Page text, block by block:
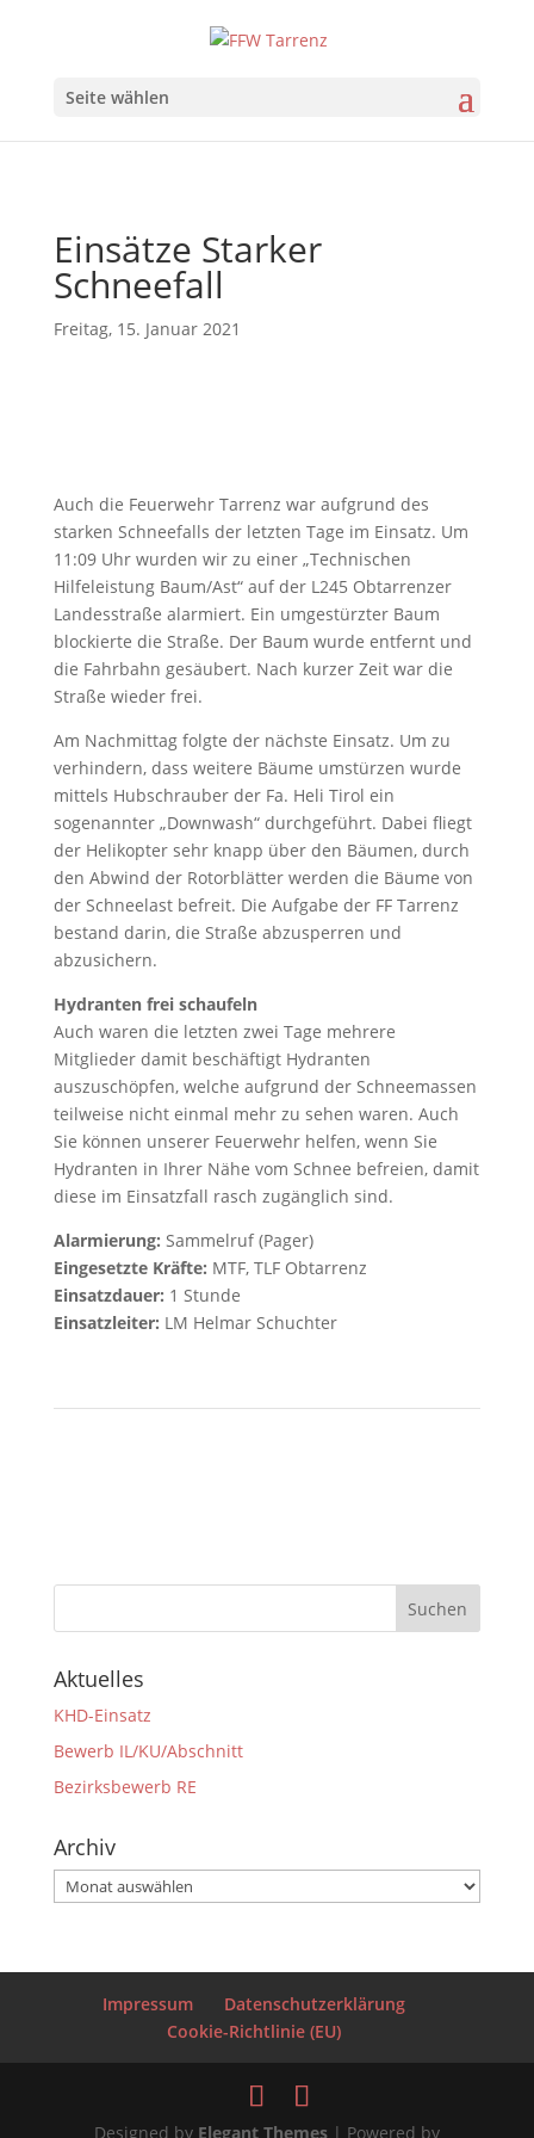
Seite wählen
Einsätze Starker
Schneefall
Freitag, 15. Januar 2021
Auch die Feuerwehr Tarrenz war aufgrund des
starken Schneefalls der letzten Tage im Einsatz. Um
11:09 Uhr wurden wir zu einer „Technischen
Hilfeleistung Baum/Ast“ auf der L245 Obtarrenzer
Landesstraße alarmiert. Ein umgestürzter Baum
blockierte die Straße. Der Baum wurde entfernt und
die Fahrbahn gesäubert. Nach kurzer Zeit war die
Straße wieder frei.
Am Nachmittag folgte der nächste Einsatz. Um zu
verhindern, dass weitere Bäume umstürzen wurde
mittels Hubschrauber der Fa. Heli Tirol ein
sogenannter „Downwash“ durchgeführt. Dabei fliegt
der Helikopter sehr knapp über den Bäumen, durch
den Abwind der Rotorblätter werden die Bäume von
der Schneelast befreit. Die Aufgabe der FF Tarrenz
bestand darin, die Straße abzusperren und
abzusichern.
Hydranten frei schaufeln
Auch waren die letzten zwei Tage mehrere
Mitglieder damit beschäftigt Hydranten
auszuschöpfen, welche aufgrund der Schneemassen
teilweise nicht einmal mehr zu sehen waren. Auch
Sie können unserer Feuerwehr helfen, wenn Sie
Hydranten in Ihrer Nähe vom Schnee befreien, damit
diese im Einsatzfall rasch zugänglich sind.
Alarmierung: Sammelruf (Pager)
Eingesetzte Kräfte: MTF, TLF Obtarrenz
Einsatzdauer: 1 Stunde
Einsatzleiter: LM Helmar Schuchter
Aktuelles
KHD-Einsatz
Bewerb IL/KU/Abschnitt
Bezirksbewerb RE
Archiv
Archiv
Impressum
Datenschutzerklärung
Cookie-Richtlinie (EU)
Designed by Elegant Themes| Powered by